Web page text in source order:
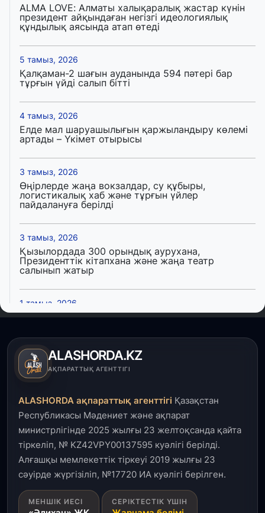
ALMA LOVE: Алматы халықаралық жастар күнін
президент айқындаған негізгі идеологиялық
құндылық аясында атап өтеді
5 тамыз, 2026
Қалқаман-2 шағын ауданында 594 пәтері бар
тұрғын үйді салып бітті
4 тамыз, 2026
Елде мал шаруашылығын қаржыландыру көлемі
артады – Үкімет отырысы
3 тамыз, 2026
Өңірлерде жаңа вокзалдар, су құбыры,
логистикалық хаб және тұрғын үйлер
пайдалануға берілді
3 тамыз, 2026
Қызылордада 300 орындық аурухана,
Президенттік кітапхана және жаңа театр
салынып жатыр
1 тамыз, 2026
Кинопоиск Қазақстан азаматтарының ең
31 шілде, 2026
Ақмола облысындағы кездесуде кәсіпкерлер мен
31 шілде, 2026
ҚР Президенті Орталық Азия елдеріне
ұзақмерзімді ынтымақтастық жоспарын әзірлеуді
ұсынды
31 шілде, 2026
«Ауыл аманаты»: Түркістанда 30,2 млрд теңгеге
ALASHORDA.KZ
АҚПАРАТТЫҚ АГЕНТТІГІ
ALASHORDA ақпараттық агенттігі Қазақстан
Республикасы Мәдениет және ақпарат
министрлігінде 2025 жылғы 23 желтоқсанда қайта
тіркеліп, № KZ42VPY00137595 куәлігі берілді.
Алғашқы мемлекеттік тіркеуі 2019 жылғы 23
сәуірде жүргізіліп, №17720 ИА куәлігі берілген.
МЕНШІК ИЕСІ СЕРІКТЕСТІК ҮШІН